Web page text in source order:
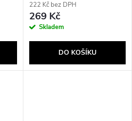
222 Kč bez DPH
269 Kč
Skladem
DO KOŠÍKU